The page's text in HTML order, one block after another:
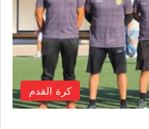
كرة القدم